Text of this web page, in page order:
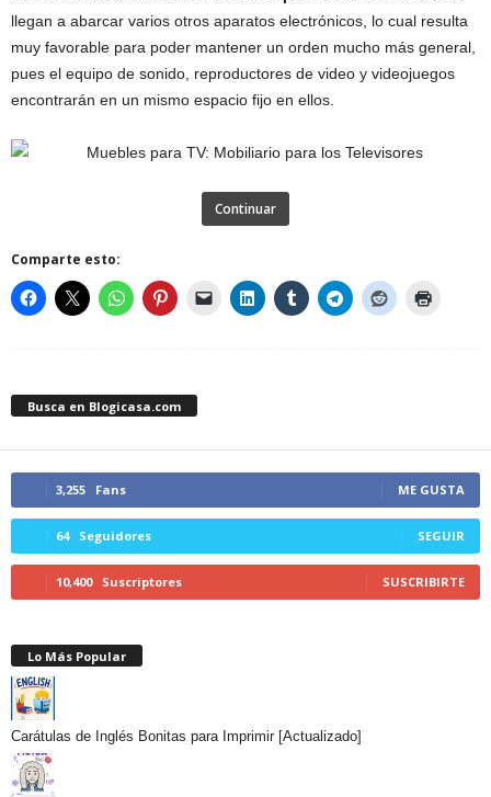
llegan a abarcar varios otros aparatos electrónicos, lo cual resulta
muy favorable para poder mantener un orden mucho más general,
pues el equipo de sonido, reproductores de video y videojuegos
encontrarán en un mismo espacio fijo en ellos.
Continuar
Comparte esto:
Busca en Blogicasa.com
3,255 Fans ME GUSTA
64 Seguidores SEGUIR
10,400 Suscriptores SUSCRIBIRTE
Lo Más Popular
Carátulas de Inglés Bonitas para Imprimir [Actualizado]